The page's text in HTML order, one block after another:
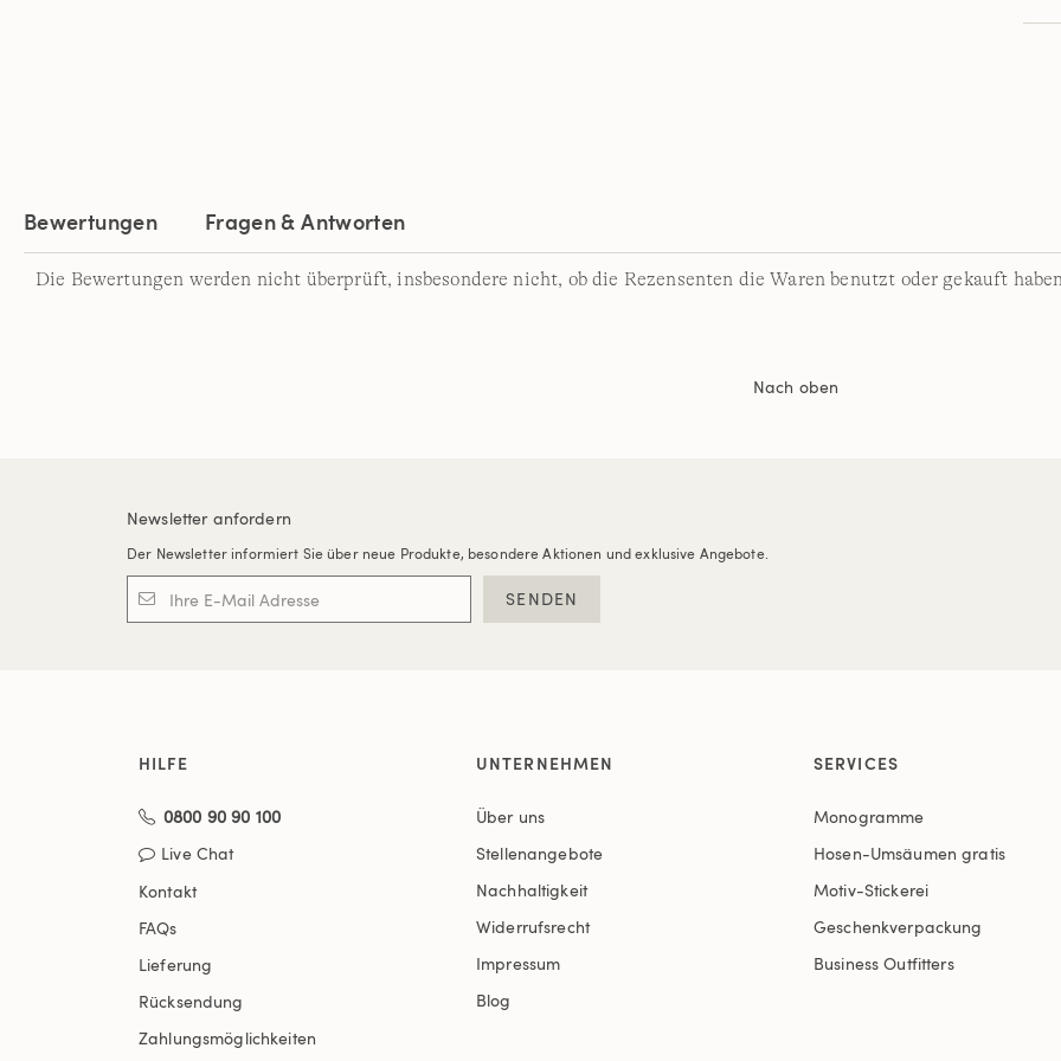
Bewertungen Fragen & Antworten
Die Bewertungen werden nicht überprüft, insbesondere nicht, ob die Rezensenten die Waren benutzt oder gekauft
Nach oben
Newsletter anfordern
Der Newsletter informiert Sie über neue Produkte, besondere Aktionen und exklusive Angebote.
SENDEN
HILFE
0800 90 90 100
Live Chat
Kontakt
FAQs
Lieferung
Rücksendung
Zahlungsmöglichkeiten
UNTERNEHMEN
Über uns
Stellenangebote
Nachhaltigkeit
Widerrufsrecht
Impressum
Blog
SERVICES
Monogramme
Hosen-Umsäumen gratis
Motiv-Stickerei
Geschenkverpackung
Business Outfitters